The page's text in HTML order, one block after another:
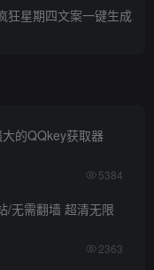
狂星期四文案一键生成
的QQkey获取器
5384
/无需翻墙 超清无限
2363